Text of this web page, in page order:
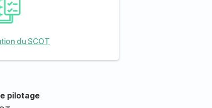
du SCOT
pilotage